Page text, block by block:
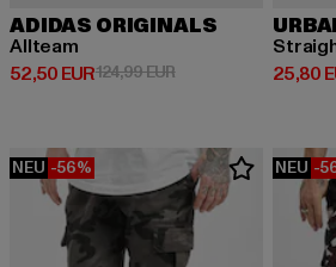
ADIDAS ORIGINALS
Allteam
52,50 EUR
Derzeitiger Preis: 52,50 EUR
124,99 EURAktionspreis: 124,99
25,80
NEU -56% NEU -